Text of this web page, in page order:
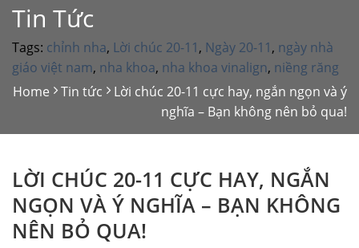
Tin Tức
Tags: chỉnh nha, Lời chúc 20-11, Ngày 20-11, ngày nhà
giáo việt nam, nha khoa, nha khoa vinalign, niềng răng
Home
Tin tức
Lời chúc 20-11 cực hay, ngắn ngọn và ý
nghĩa – Bạn không nên bỏ qua!
LỜI CHÚC 20-11 CỰC HAY, NGẮN
NGỌN VÀ Ý NGHĨA – BẠN KHÔNG
NÊN BỎ QUA!